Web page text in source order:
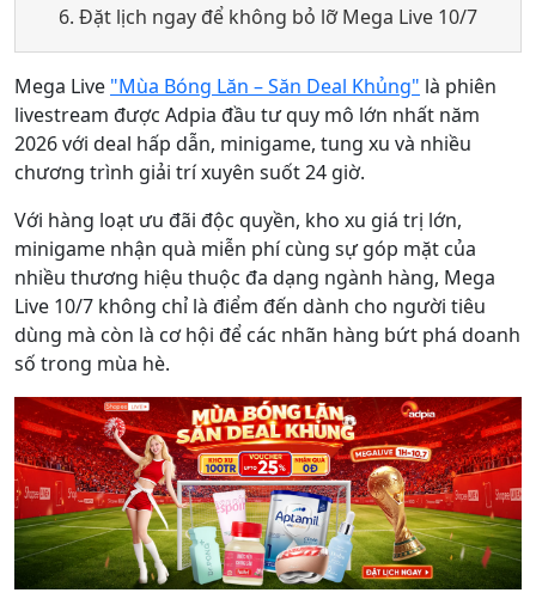
6. Đặt lịch ngay để không bỏ lỡ Mega Live 10/7
Mega Live "Mùa Bóng Lăn – Săn Deal Khủng" là phiên
livestream được Adpia đầu tư quy mô lớn nhất năm
2026 với deal hấp dẫn, minigame, tung xu và nhiều
chương trình giải trí xuyên suốt 24 giờ.
Với hàng loạt ưu đãi độc quyền, kho xu giá trị lớn,
minigame nhận quà miễn phí cùng sự góp mặt của
nhiều thương hiệu thuộc đa dạng ngành hàng, Mega
Live 10/7 không chỉ là điểm đến dành cho người tiêu
dùng mà còn là cơ hội để các nhãn hàng bứt phá doanh
số trong mùa hè.